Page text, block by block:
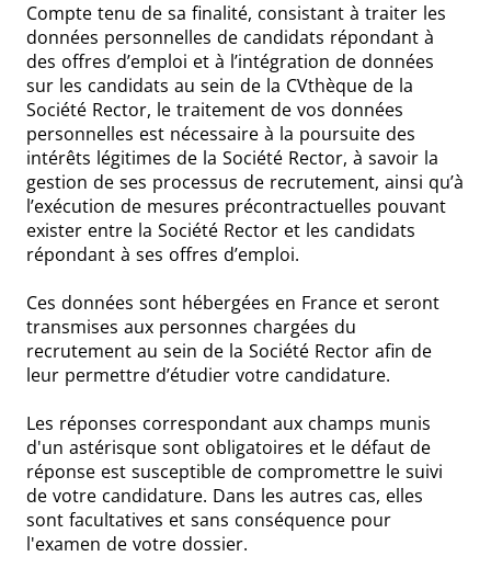
Compte tenu de sa finalité, consistant à traiter les
données personnelles de candidats répondant à
des offres d’emploi et à l’intégration de données
sur les candidats au sein de la CVthèque de la
Société Rector, le traitement de vos données
personnelles est nécessaire à la poursuite des
intérêts légitimes de la Société Rector, à savoir la
gestion de ses processus de recrutement, ainsi qu’à
l’exécution de mesures précontractuelles pouvant
exister entre la Société Rector et les candidats
répondant à ses offres d’emploi.
Ces données sont hébergées en France et seront
transmises aux personnes chargées du
recrutement au sein de la Société Rector afin de
leur permettre d’étudier votre candidature.
Les réponses correspondant aux champs munis
d'un astérisque sont obligatoires et le défaut de
réponse est susceptible de compromettre le suivi
de votre candidature. Dans les autres cas, elles
sont facultatives et sans conséquence pour
l'examen de votre dossier.